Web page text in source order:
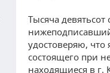
Тысяча
удостоверяю,
состоящего при
находящиеся в г.